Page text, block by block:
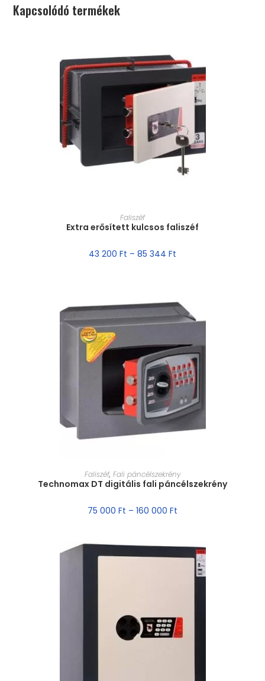
Kapcsolódó termékek
MÉRET VÁLASZTÁSA
Faliszéf
Extra erősített kulcsos faliszéf
43 200 Ft – 85 344 Ft
MÉRET VÁLASZTÁSA
Faliszéf, Fali páncélszekrény
Technomax DT digitális fali páncélszekrény
75 000 Ft – 160 000 Ft